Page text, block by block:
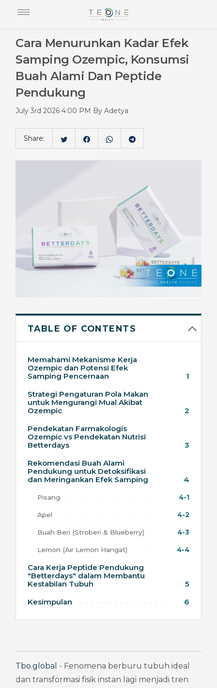
Cara Menurunkan Kadar Efek
Samping Ozempic, Konsumsi
Buah Alami Dan Peptide
Pendukung
July 3rd 2026 4:00 PM By Adetya
Share:
TABLE OF CONTENTS
Memahami Mekanisme Kerja
Ozempic dan Potensi Efek
Samping Pencernaan
1
Strategi Pengaturan Pola Makan
untuk Mengurangi Mual Akibat
Ozempic
2
Pendekatan Farmakologis
Ozempic vs Pendekatan Nutrisi
Betterdays
3
Rekomendasi Buah Alami
Pendukung untuk Detoksifikasi
dan Meringankan Efek Samping
4
Pisang 4-1
Apel 4-2
Buah Beri (Stroberi & Blueberry) 4-3
Lemon (Air Lemon Hangat) 4-4
Cara Kerja Peptide Pendukung
"Betterdays" dalam Membantu
Kestabilan Tubuh
5
Kesimpulan
6
Tbo.global - Fenomena berburu tubuh ideal
dan transformasi fisik instan lagi menjadi tren